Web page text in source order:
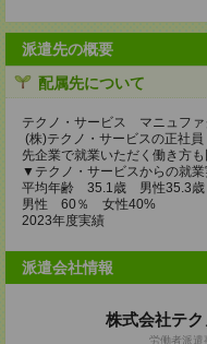
派遣先の概要
配属先について
テクノ・サービス マニュフ
(株)テクノ・サービスの正社
先企業で就業いただく働き方も
▼テクノ・サービスからの就業
平均年齢 35.1歳 男性35.3
男性 60％ 女性40%
2023年度実績
派遣会社情報
株式会社テ
労働者派